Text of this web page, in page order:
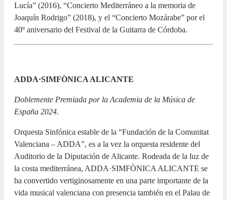
Lucía” (2016), “Concierto Mediterráneo a la memoria de
Joaquín Rodrigo” (2018), y el “Concierto Mozárabe” por el
40º aniversario del Festival de la Guitarra de Córdoba.
ADDA·SIMFÒNICA ALICANTE
Doblemente Premiada por la Academia de la Música de
España 2024.
Orquesta Sinfónica estable de la “Fundación de la Comunitat
Valenciana – ADDA”, es a la vez la orquesta residente del
Auditorio de la Diputación de Alicante. Rodeada de la luz de
la costa mediterránea, ADDA·SIMFÒNICA ALICANTE se
ha convertido vertiginosamente en una parte importante de la
vida musical valenciana con presencia también en el Palau de